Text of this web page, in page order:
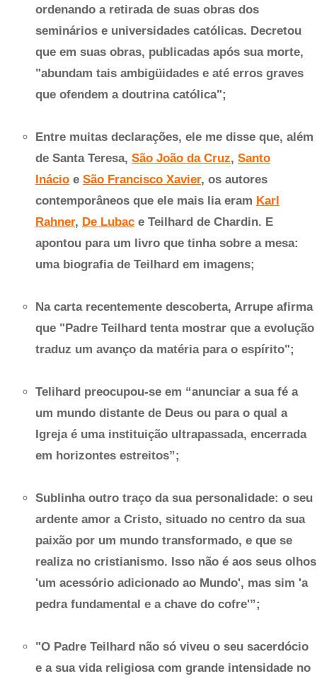
ordenando a retirada de suas obras dos
seminários e universidades católicas. Decretou
que em suas obras, publicadas após sua morte,
"abundam tais ambigüidades e até erros graves
que ofendem a doutrina católica";
Entre muitas declarações, ele me disse que, além
de Santa Teresa, São João da Cruz, Santo
Inácio e São Francisco Xavier, os autores
contemporâneos que ele mais lia eram Karl
Rahner, De Lubac e Teilhard de Chardin. E
apontou para um livro que tinha sobre a mesa:
uma biografia de Teilhard em imagens;
Na carta recentemente descoberta, Arrupe afirma
que "Padre Teilhard tenta mostrar que a evolução
traduz um avanço da matéria para o espírito";
Telihard preocupou-se em “anunciar a sua fé a
um mundo distante de Deus ou para o qual a
Igreja é uma instituição ultrapassada, encerrada
em horizontes estreitos”;
Sublinha outro traço da sua personalidade: o seu
ardente amor a Cristo, situado no centro da sua
paixão por um mundo transformado, e que se
realiza no cristianismo. Isso não é aos seus olhos
'um acessório adicionado ao Mundo', mas sim 'a
pedra fundamental e a chave do cofre'”;
"O Padre Teilhard não só viveu o seu sacerdócio
e a sua vida religiosa com grande intensidade no